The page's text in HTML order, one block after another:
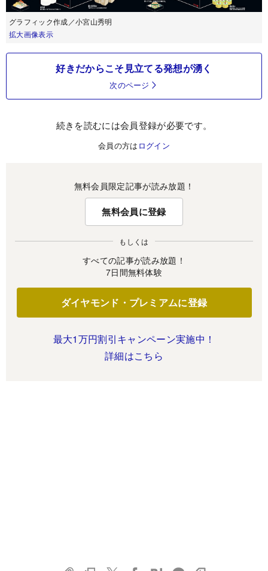
グラフィック作成／小宮山秀明
拡大画像表示
好きだからこそ見立てる発想が湧く
次のページ
続きを読むには会員登録が必要です。
会員の方は ログイン
無料会員限定記事が読み放題！
無料会員に登録
もしくは
すべての記事が読み放題！
7日間無料体験
ダイヤモンド・プレミアムに登録
最大1万円割引キャンペーン実施中！
詳細はこちら